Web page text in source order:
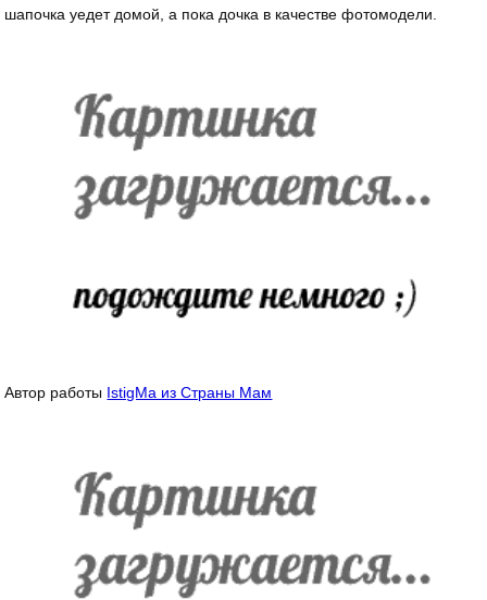
шапочка уедет домой, а пока дочка в качестве фотомодели.
Автор работы IstigMa из Страны Мам